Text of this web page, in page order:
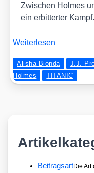
Zwi­schen Hol­mes
ein er­bit­ter­ter Kampf.
Wei­ter­le­sen
Alisha Bionda J.J.
Holmes
TITANIC
BeitragsartDie